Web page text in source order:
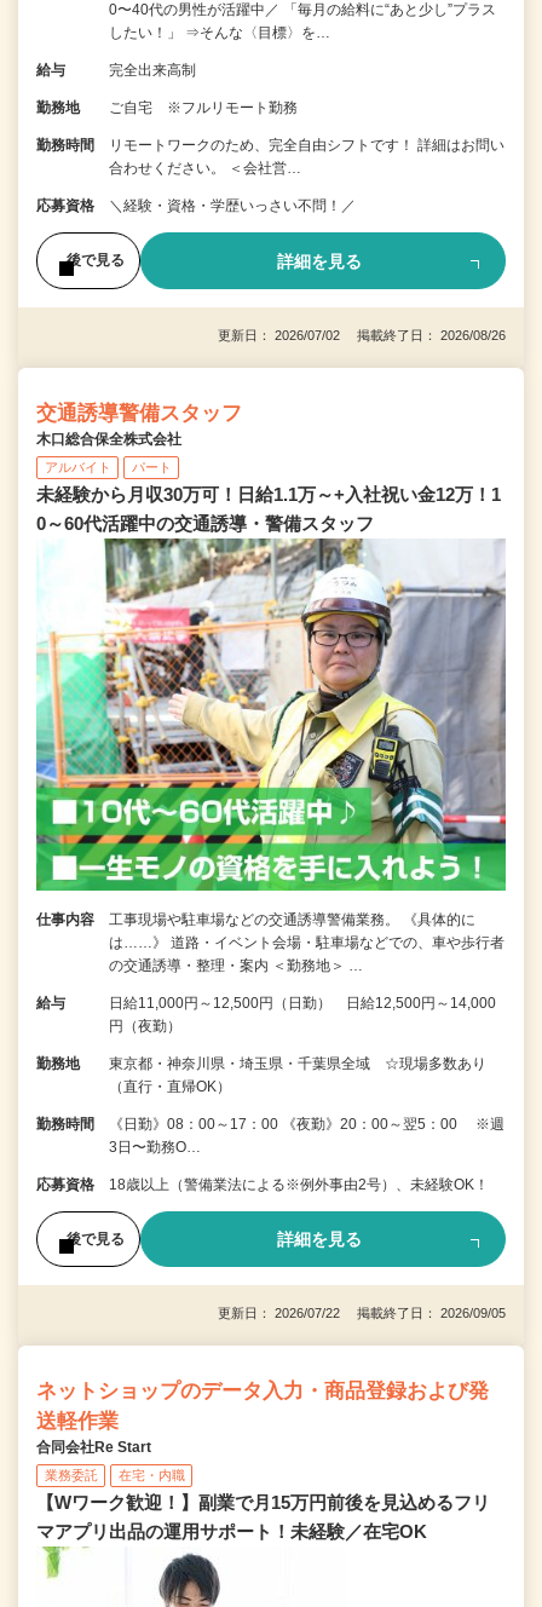
0〜40代の男性が活躍中／ 「毎月の給料に“あと少し”プラス
したい！」 ⇒そんな〈目標〉を…
給与 完全出来高制
勤務地 ご自宅 ※フルリモート勤務
勤務時間
リモートワークのため、完全自由シフトです！ 詳細はお問い
合わせください。 ＜会社営…
応募資格 ＼経験・資格・学歴いっさい不問！／
後で見る 詳細を見る
更新日： 2026/07/02 掲載終了日： 2026/08/26
交通誘導警備スタッフ
木口総合保全株式会社
アルバイト パート
未経験から月収30万可！日給1.1万～+入社祝い金12万！1
0～60代活躍中の交通誘導・警備スタッフ
仕事内容
工事現場や駐車場などの交通誘導警備業務。 《具体的に
は……》 道路・イベント会場・駐車場などでの、車や歩行者
の交通誘導・整理・案内 ＜勤務地＞ …
給与
日給11,000円～12,500円（日勤） 日給12,500円～14,000
円（夜勤）
勤務地
東京都・神奈川県・埼玉県・千葉県全域 ☆現場多数あり
（直行・直帰OK）
勤務時間
《日勤》08：00～17：00 《夜勤》20：00～翌5：00 ※週
3日〜勤務O…
応募資格 18歳以上（警備業法による※例外事由2号）、未経験OK！
後で見る 詳細を見る
更新日： 2026/07/22 掲載終了日： 2026/09/05
ネットショップのデータ入力・商品登録および発
送軽作業
合同会社Re Start
業務委託 在宅・内職
【Wワーク歓迎！】副業で月15万円前後を見込めるフリ
マアプリ出品の運用サポート！未経験／在宅OK